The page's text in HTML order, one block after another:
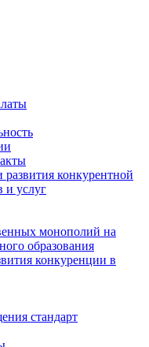
конкурентной
и услуг
монополий на
образования
конкуренции в
стандарт